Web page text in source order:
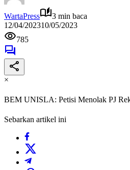
WartaPress
3 min baca
12/04/202310/05/2023
785
×
BEM UNISLA: Petisi Menolak PJ
Sebarkan artikel ini